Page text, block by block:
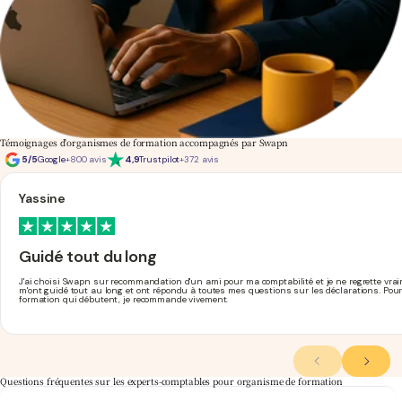
Témoignages d'organismes de formation accompagnés par Swapn
5/5Google+800 avis 4,9Trustpilot+372 avis
Yassine
Guidé tout du long
J'ai choisi Swapn sur recommandation d'un ami pour ma comptabilité et je ne regrette
m'ont guidé tout au long et ont répondu à toutes mes questions sur les déclarations.
formation qui débutent, je recommande vivement.
Questions fréquentes sur les experts-comptables pour organisme de formation